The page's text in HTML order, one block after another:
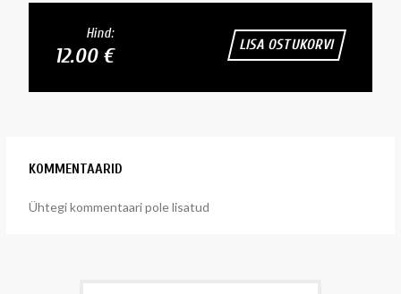
Hind:
12.00 € LISA OSTUKORVI
KOMMENTAARID
Ühtegi kommentaari pole lisatud